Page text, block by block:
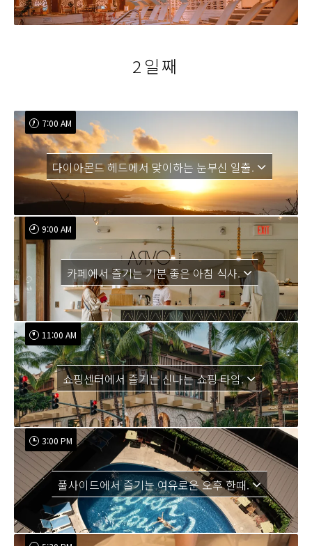
2일째
다이아몬드 헤드에서 맞이하는 눈부신 일출.
7:00 AM
카페에서 즐기는 기분 좋은 아침 식사.
9:00 AM
쇼핑센터에서 즐기는 신나는 쇼핑 타임.
11:00 AM
풀사이드에서 즐기는 여유로운 오후 한때.
3:00 PM